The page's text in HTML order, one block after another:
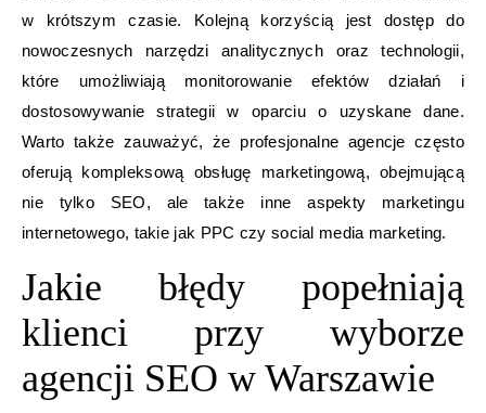
w krótszym czasie. Kolejną korzyścią jest dostęp do
nowoczesnych narzędzi analitycznych oraz technologii,
które umożliwiają monitorowanie efektów działań i
dostosowywanie strategii w oparciu o uzyskane dane.
Warto także zauważyć, że profesjonalne agencje często
oferują kompleksową obsługę marketingową, obejmującą
nie tylko SEO, ale także inne aspekty marketingu
internetowego, takie jak PPC czy social media marketing.
Jakie błędy popełniają
klienci przy wyborze
agencji SEO w Warszawie